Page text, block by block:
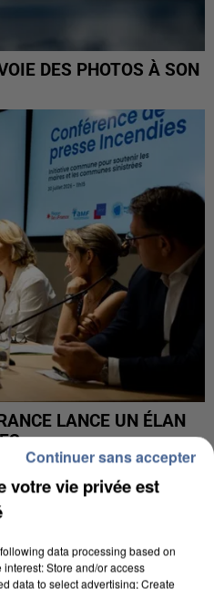
DES PHOTOS À SON
LANCE UN ÉLAN
votre vie privée est
data processing based on
Store and/or access
data to select advertising; Create
Continuer sans accepter